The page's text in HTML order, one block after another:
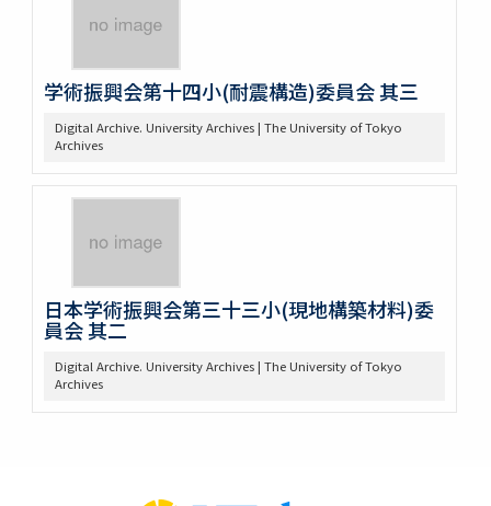
学術振興会第十四小(耐震構造)委員会 其三
Digital Archive. University Archives | The University of Tokyo
Archives
日本学術振興会第三十三小(現地構築材料)委
員会 其二
Digital Archive. University Archives | The University of Tokyo
Archives